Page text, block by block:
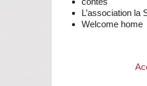
L’association la
Welcome home